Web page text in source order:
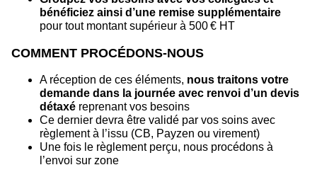
bénéficiez ainsi d’une remise supplémentaire
pour tout montant supérieur à 500 € HT
COMMENT PROCÉDONS-NOUS
A réception de ces éléments, nous traitons votre
demande dans la journée avec renvoi d’un devis
détaxé reprenant vos besoins
Ce dernier devra être validé par vos soins avec
règlement à l’issu (CB, Payzen ou virement)
Une fois le règlement perçu, nous procédons à
l’envoi sur zone